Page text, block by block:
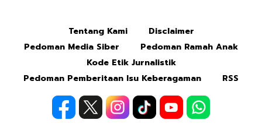
Tentang Kami
Disclaimer
Pedoman Media Siber
Pedoman Ramah Anak
Kode Etik Jurnalistik
Pedoman Pemberitaan Isu Keberagaman
RSS